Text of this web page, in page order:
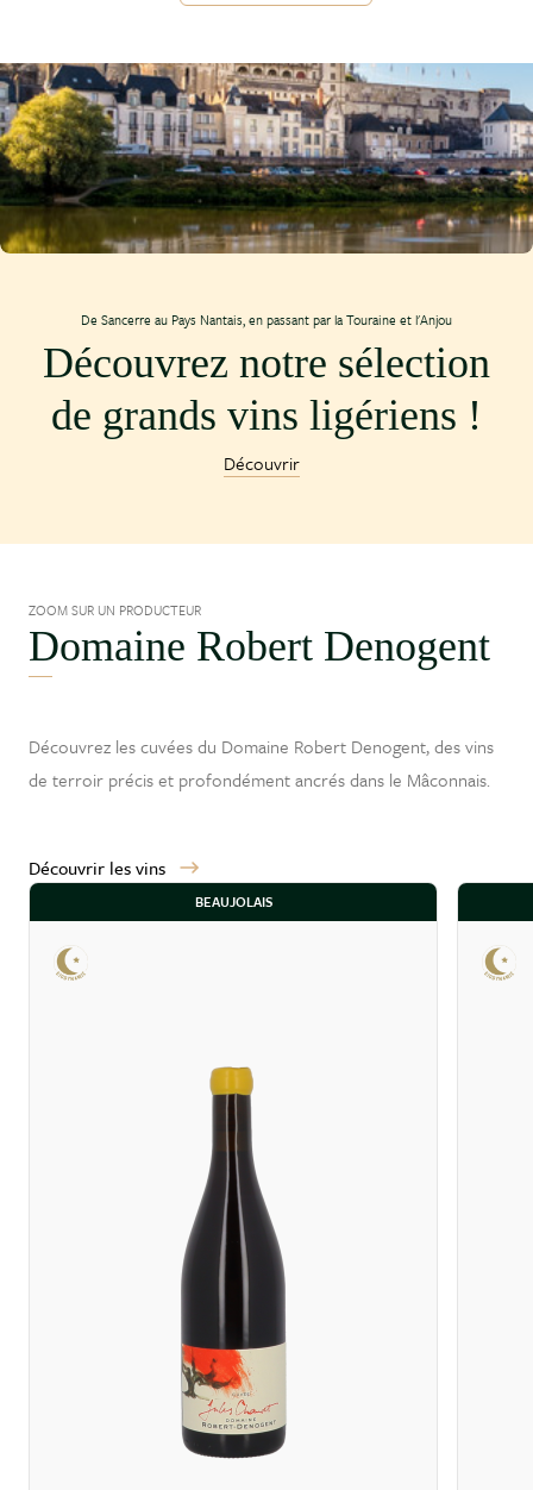
De Sancerre au Pays Nantais, en passant par la Touraine et l'Anjou
Découvrez notre sélection
de grands vins ligériens !
Découvrir
ZOOM SUR UN PRODUCTEUR
Domaine Robert Denogent
Découvrez les cuvées du Domaine Robert Denogent, des vins
de terroir précis et profondément ancrés dans le Mâconnais.
Découvrir les vins
BEAUJOLAIS